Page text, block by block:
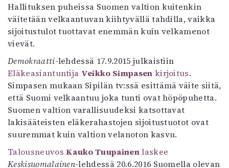
Hallituksen puheissa Suomen valtion kuitenkin
väitetään velkaantuvan kiihtyvällä tahdilla, vaikka
sijoitustulot tuottavat enemmän kuin velkamenot
vievät.
Demokraatti-lehdessä 17.9.2015 julkaistiin
Eläkeasiantuntija Veikko Simpasen kirjoitus.
Simpasen mukaan Sipilän tv:ssä esittämä väite siitä,
että Suomi velkaantuu joka tunti ovat höpöpuhetta.
Suomen valtion varallisuudeksi katsottavat
lakisääteisten eläkerahastojen sijoitustuotot ovat
suuremmat kuin valtion velanoton kasvu.
TalousneuvosKauko Tuupainenlaskee
Keskisuomalainen-lehdessä 20.6.2016 Suomella olevan